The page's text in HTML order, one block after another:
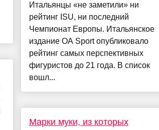
Итальянцы «не заметили» ни
рейтинг ISU, ни последний
Чемпионат Европы. Итальянское
издание ОА Sport опубликовало
рейтинг самых перспективных
фигуристов до 21 года. В список
вошл...
Марки муки, из которых